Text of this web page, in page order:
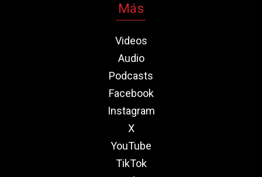
Más
Videos
Audio
Podcasts
Facebook
Instagram
X
YouTube
TikTok